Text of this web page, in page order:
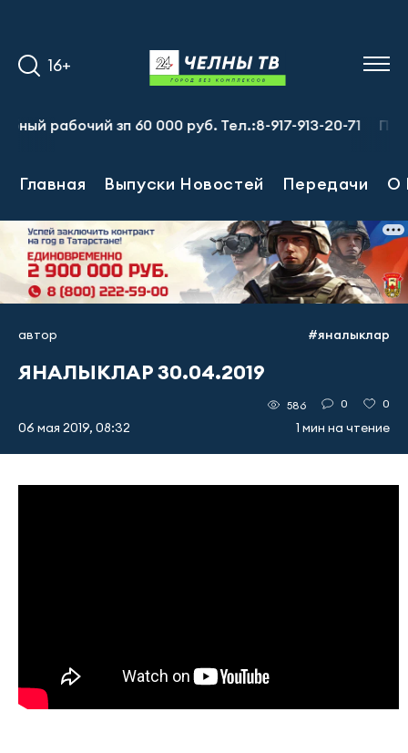
16+
рабочий зп 60 000 руб. Тел.:8-917-913-20-71
Главная Выпуски Новостей Передачи О
автор #яналыклар
ЯНАЛЫКЛАР 30.04.2019
06 мая 2019, 08:32
586 0 0
1 мин на чтение